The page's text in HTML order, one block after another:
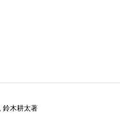
鈴木耕太著